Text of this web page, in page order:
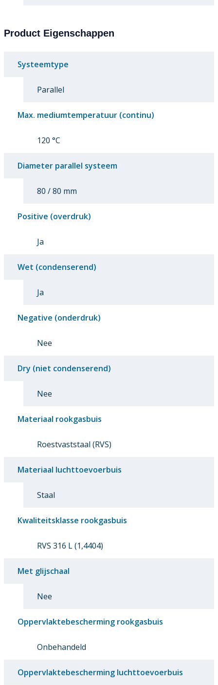
Product Eigenschappen
Systeemtype
Parallel
Max. mediumtemperatuur (continu)
120 °C
Diameter parallel systeem
80 / 80 mm
Positive (overdruk)
Ja
Wet (condenserend)
Ja
Negative (onderdruk)
Nee
Dry (niet condenserend)
Nee
Materiaal rookgasbuis
Roestvaststaal (RVS)
Materiaal luchttoevoerbuis
Staal
Kwaliteitsklasse rookgasbuis
RVS 316 L (1,4404)
Met glijschaal
Nee
Oppervlaktebescherming rookgasbuis
Onbehandeld
Oppervlaktebescherming luchttoevoerbuis